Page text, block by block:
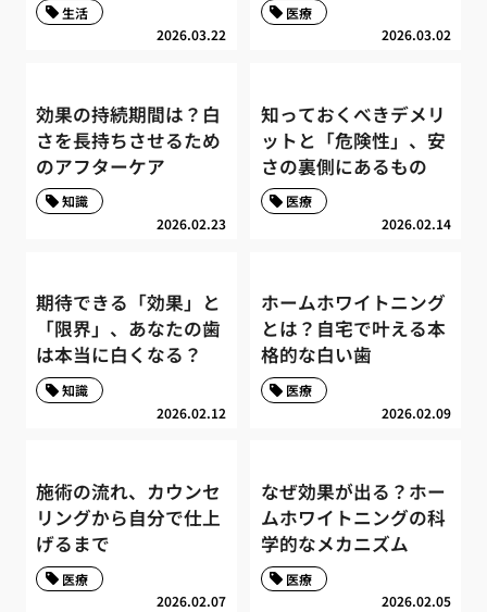
2026.03.22
生活
2026.03.02
医療
効果の持続期間は？白
さを長持ちさせるため
のアフターケア
2026.02.23
知識
知っておくべきデメリ
ットと「危険性」、安
さの裏側にあるもの
2026.02.14
医療
期待できる「効果」と
「限界」、あなたの歯
は本当に白くなる？
2026.02.12
知識
ホームホワイトニング
とは？自宅で叶える本
格的な白い歯
2026.02.09
医療
施術の流れ、カウンセ
リングから自分で仕上
げるまで
2026.02.07
医療
なぜ効果が出る？ホー
ムホワイトニングの科
学的なメカニズム
2026.02.05
医療